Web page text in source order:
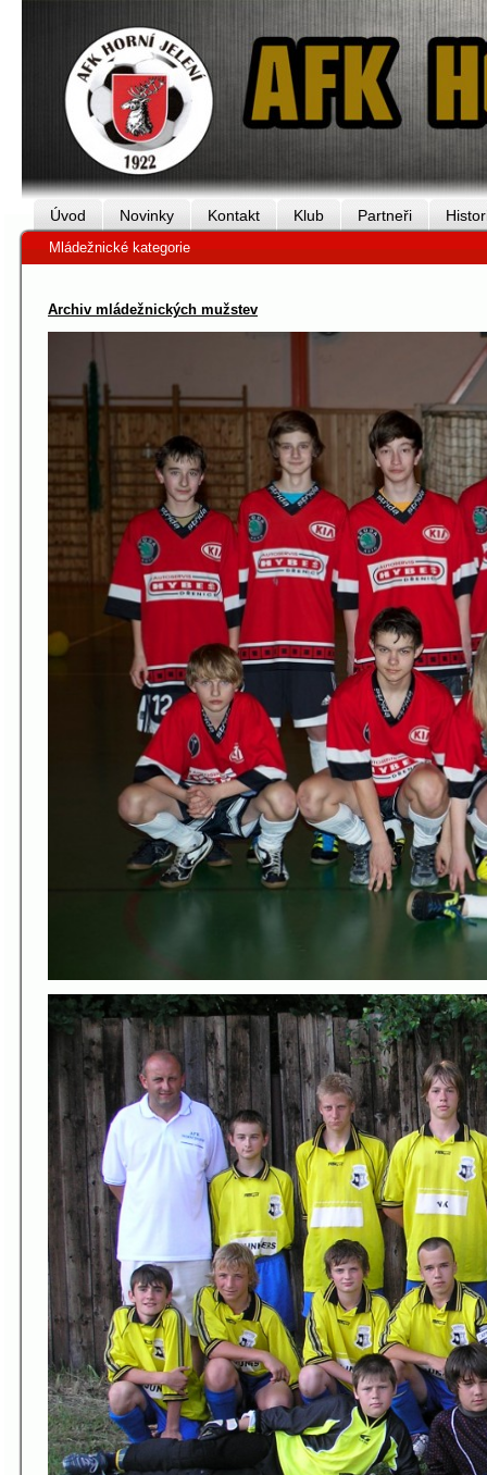
Úvod Novinky Kontakt Klub Partneři
Mládežnické kategorie
Archiv mládežnických mužstev